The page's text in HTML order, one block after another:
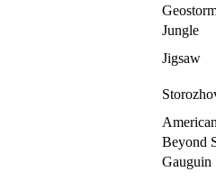
Jungle
Jigsaw
Beyond
Gauguin